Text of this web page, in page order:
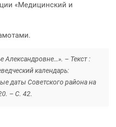
«Медицинский и
Александровне…». – Текст :
календарь:
даты Советского района на
– С. 42.